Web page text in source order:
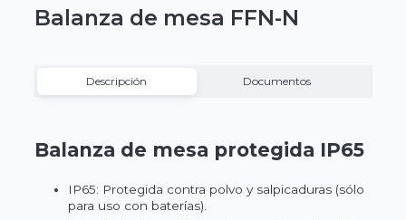
Balanza de mesa FFN-N
Descripción Documentos
Balanza de mesa protegida IP65
IP65: Protegida contra polvo y salpicaduras (sólo
para uso con baterías).